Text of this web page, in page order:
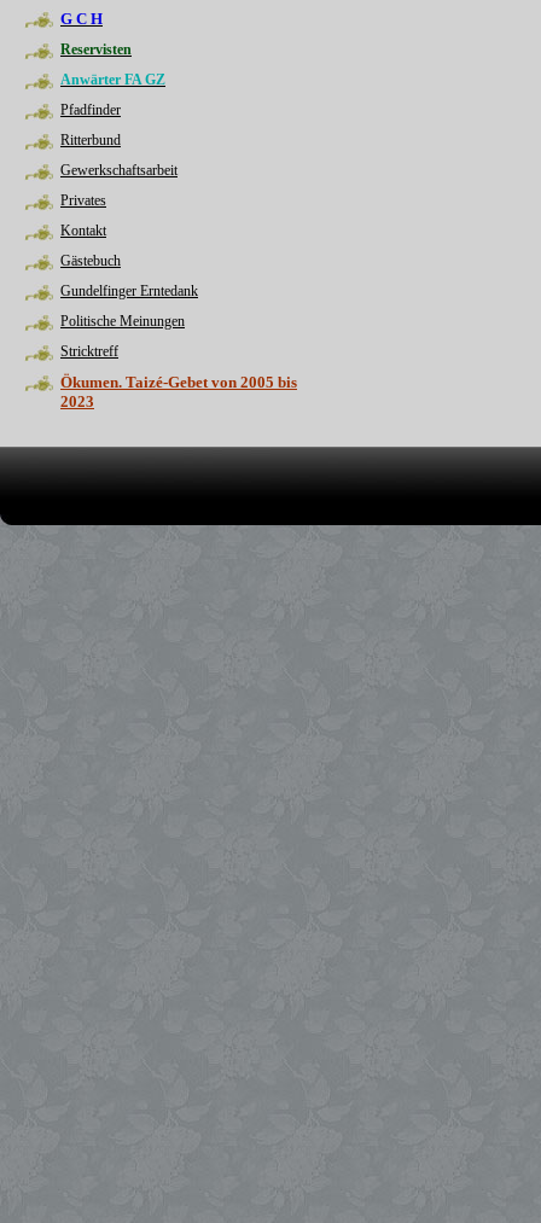
G C H
Reservisten
Anwärter FA GZ
Pfadfinder
Ritterbund
Gewerkschaftsarbeit
Privates
Kontakt
Gästebuch
Gundelfinger Erntedank
Politische Meinungen
Stricktreff
Ökumen. Taizé-Gebet von 2005 bis
2023